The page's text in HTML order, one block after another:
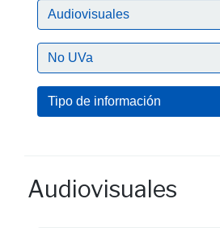
Audiovisuales
No UVa
Tipo de información
Audiovisuales